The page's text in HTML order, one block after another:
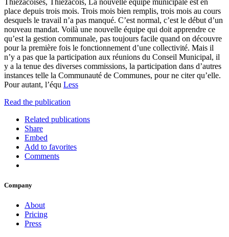
Thiézacoises, Thiézacois, La nouvelle équipe municipale est en
place depuis trois mois. Trois mois bien remplis, trois mois au cours
desquels le travail n’a pas manqué. C’est normal, c’est le début d’un
nouveau mandat. Voilà une nouvelle équipe qui doit apprendre ce
qu’est la gestion communale, pas toujours facile quand on découvre
pour la première fois le fonctionnement d’une collectivité. Mais il
n’y a pas que la participation aux réunions du Conseil Municipal, il
y a la tenue des diverses commissions, la participation dans d’autres
instances telle la Communauté de Communes, pour ne citer qu’elle.
Pour autant, l’équ Less
Read the publication
Related publications
Share
Embed
Add to favorites
Comments
Company
About
Pricing
Press